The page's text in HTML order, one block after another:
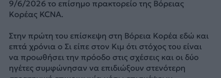
9/6/2026 το επίσημο πρακτορείο της Βόρειας
Κορέας KCNA.
Στην πρώτη του επίσκεψη στη Βόρεια Κορέα εδώ και
επτά χρόνια ο Σι είπε στον Κιμ ότι στόχος του είναι
να προωθήσει την πρόοδο στις σχέσεις και οι δύο
ηγέτες συμφώνησαν να επιδιώξουν στενότερη